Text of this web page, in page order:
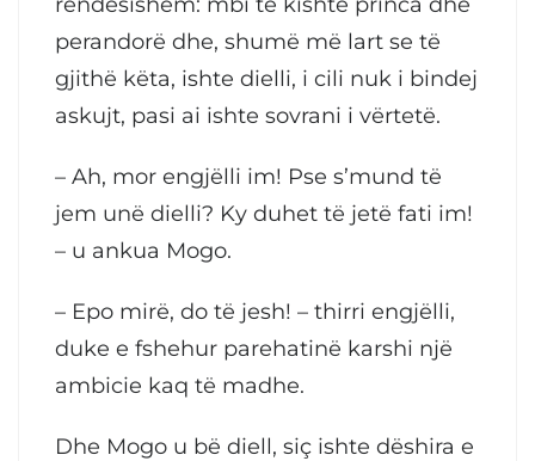
perandorë dhe, shumë më lart se të
gjithë këta, ishte dielli, i cili nuk i bindej
askujt, pasi ai ishte sovrani i vërtetë.
– Ah, mor engjëlli im! Pse s’mund të
jem unë dielli? Ky duhet të jetë fati im!
– u ankua Mogo.
– Epo mirë, do të jesh! – thirri engjëlli,
duke e fshehur parehatinë karshi një
ambicie kaq të madhe.
Dhe Mogo u bë diell, siç ishte dëshira e